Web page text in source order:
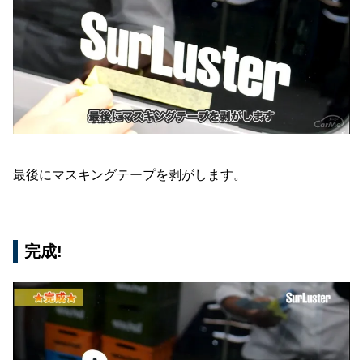
最後にマスキングテープを剥がします。
完成!